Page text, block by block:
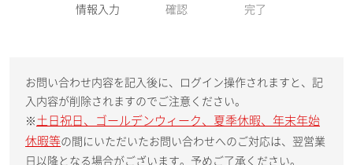
現
情報入力 確認 完了
お問い合わせ内容を記入後に、ログイン操作されますと、記
入内容が削除されますのでご注意ください。
※ 土日祝日、ゴールデンウィーク、夏季休暇、年末年始
休暇等の間にいただいたお問い合わせへのご対応は、翌営業
日以降となる場合がございます。予めご了承ください。